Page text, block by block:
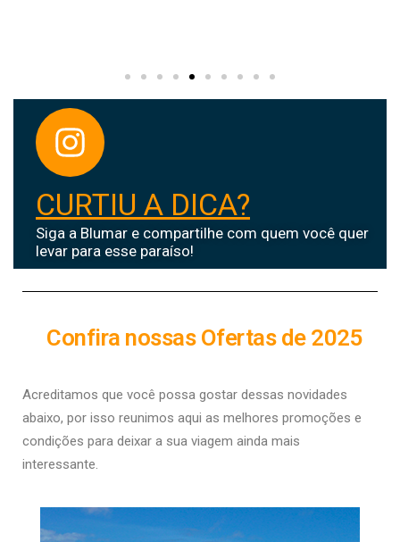
CURTIU A DICA?
Siga a Blumar e compartilhe com quem você quer
levar para esse paraíso!
Confira nossas Ofertas de 2025
Acreditamos que você possa gostar dessas novidades
abaixo, por isso reunimos aqui as melhores promoções e
condições para deixar a sua viagem ainda mais
interessante.